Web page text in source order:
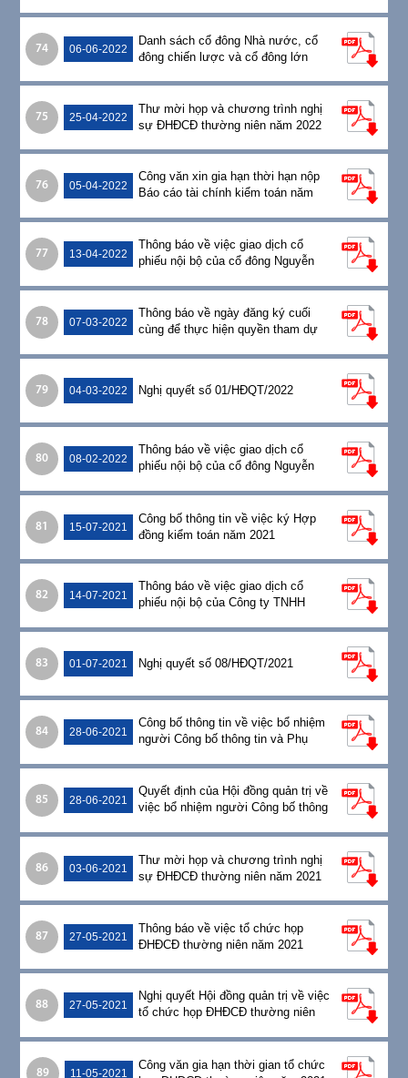
74 06-06-2022
Danh sách cổ đông Nhà nước, cổ
đông chiến lược và cổ đông lớn
75 25-04-2022
Thư mời họp và chương trình nghị
sự ĐHĐCĐ thường niên năm 2022
76 05-04-2022
Công văn xin gia hạn thời hạn nộp
Báo cáo tài chính kiểm toán năm
77 13-04-2022
Thông báo về việc giao dịch cổ
phiếu nội bộ của cổ đông Nguyễn
78 07-03-2022
Thông báo về ngày đăng ký cuối
cùng để thực hiện quyền tham dự
79 04-03-2022 Nghị quyết số 01/HĐQT/2022
80 08-02-2022
Thông báo về việc giao dịch cổ
phiếu nội bộ của cổ đông Nguyễn
81 15-07-2021
Công bố thông tin về việc ký Hợp
đồng kiểm toán năm 2021
82 14-07-2021
Thông báo về việc giao dịch cổ
phiếu nội bộ của Công ty TNHH
83 01-07-2021 Nghị quyết số 08/HĐQT/2021
84 28-06-2021
Công bố thông tin về việc bổ nhiệm
người Công bố thông tin và Phụ
85 28-06-2021
Quyết định của Hội đồng quản trị về
việc bổ nhiệm người Công bố thông
86 03-06-2021
Thư mời họp và chương trình nghị
sự ĐHĐCĐ thường niên năm 2021
87 27-05-2021
Thông báo về việc tổ chức họp
ĐHĐCĐ thường niên năm 2021
88 27-05-2021
Nghị quyết Hội đồng quản trị về việc
tổ chức họp ĐHĐCĐ thường niên
89 11-05-2021
Công văn gia hạn thời gian tổ chức